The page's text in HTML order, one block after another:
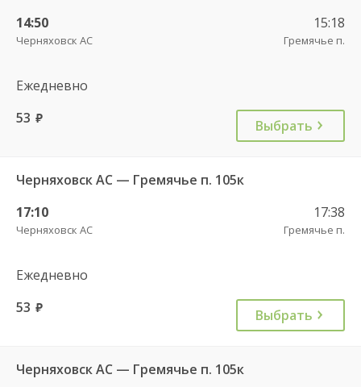
14:50
Черняховск АС
15:18
Гремячье п.
Ежедневно
53 руб. Выбрать
Черняховск АС — Гремячье п. 105к
17:10
Черняховск АС
17:38
Гремячье п.
Ежедневно
53 руб. Выбрать
Черняховск АС — Гремячье п. 105к